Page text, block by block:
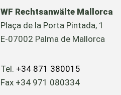
WF Rechtsanwälte Mallorca
Plaça de la Porta Pintada, 1
E-07002 Palma de Mallorca
Tel. +34 871 380015
Fax +34 971 080334